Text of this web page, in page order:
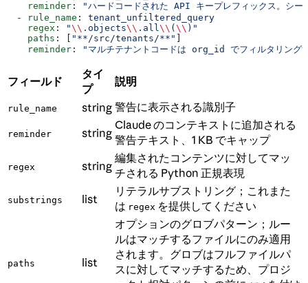
    reminder
:
"ハードコードされた API キープレフィックス。シー
  -
rule_name : tenant_unfiltered_query
    regex
: "\\ .objects\\ .all \\ ( \\ )"
    paths
: [ "**/src/tenants/**"
    reminder
: "マルチテナントコードは org_id でフィルタリング
フィールド
タイ
プ
説明
rule_name string 警告に表示される識別子
reminder string
Claude のコンテキストに追加される
警告テキスト、1 KB でキャップ
regex string
編集されたコンテンツに対してマッ
チされる Python 正規表現
substrings list
リテラルサブストリング；これまた
は regex を提供してください
paths list
オプションのグロブパターン；ルー
ルはマッチするファイルにのみ適用
されます。グロブはフルファイルパ
スに対してマッチするため、プロジ